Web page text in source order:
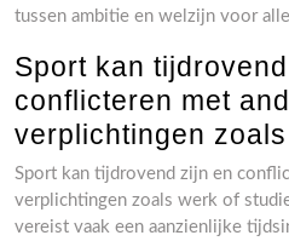
tussen ambitie en welzijn voor
Sport kan
conflicteren met
verplichtingen
Sport kan tijdrovend zijn en
verplichtingen zoals werk of
vereist vaak een aanzienlijke